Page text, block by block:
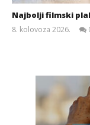
Najbolji filmski
8. kolovoza 2026.